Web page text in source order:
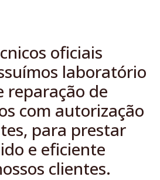
oficiais
laboratório
reparação de
com autorização
para prestar
e eficiente
clientes.